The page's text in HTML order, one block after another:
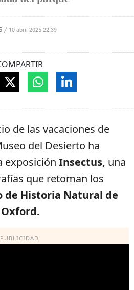
/ 10 abril 2025 22:39
de las vacaciones de
del Desierto ha
exposición Insectus, una
que retoman los
de Historia Natural de
PUBLICIDAD